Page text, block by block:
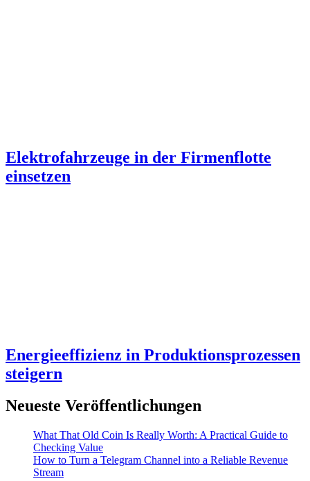
Elektrofahrzeuge in der Firmenflotte
einsetzen
Energieeffizienz in Produktionsprozessen
steigern
Neueste Veröffentlichungen
What That Old Coin Is Really Worth: A Practical Guide to
Checking Value
How to Turn a Telegram Channel into a Reliable Revenue
Stream